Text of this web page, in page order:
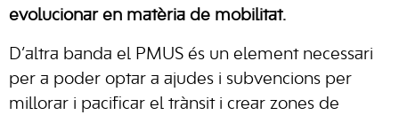
evolucionar en matèria de mobilitat.
D’altra banda el PMUS és un element necessari
per a poder optar a ajudes i subvencions per
millorar i pacificar el trànsit i crear zones de